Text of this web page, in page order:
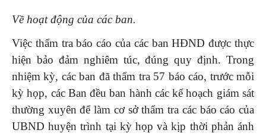
Về hoạt động của các ban.
Việc thẩm tra báo cáo của các ban HĐND được thực
hiện bảo đảm nghiêm túc, đúng quy định. Trong
nhiệm kỳ, các ban đã thẩm tra 57 báo cáo, trước mỗi
kỳ họp, các Ban đều ban hành các kế hoạch giám sát
thường xuyên để làm cơ sở thẩm tra các báo cáo của
UBND huyện trình tại kỳ họp và kịp thời phản ánh